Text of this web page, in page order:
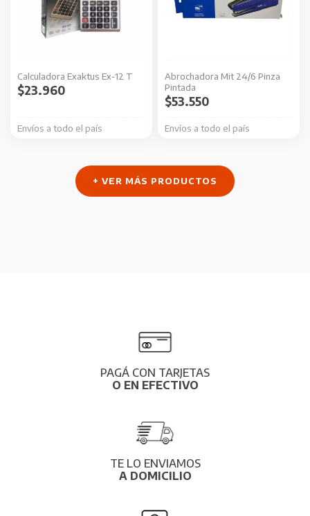
Calculadora Exaktus Ex-12 T
Envíos a todo el país
$23.960
Abrochadora Mit 24/6 Pinza
Pintada
Envíos a todo el país
$53.550
+ VER MÁS PRODUCTOS
PAGÁ CON TARJETAS
O EN EFECTIVO
TE LO ENVIAMOS
A DOMICILIO